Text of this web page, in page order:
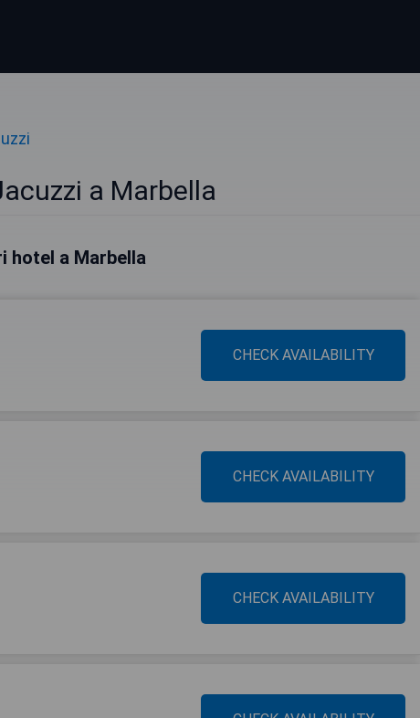
a Marbella
hotel a Marbella
CHECK AVAILABILITY
CHECK AVAILABILITY
CHECK AVAILABILITY